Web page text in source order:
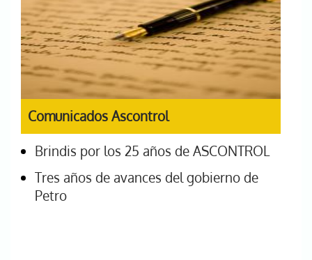
Comunicados Ascontrol
Brindis por los 25 años de ASCONTROL
Tres años de avances del gobierno de
Petro